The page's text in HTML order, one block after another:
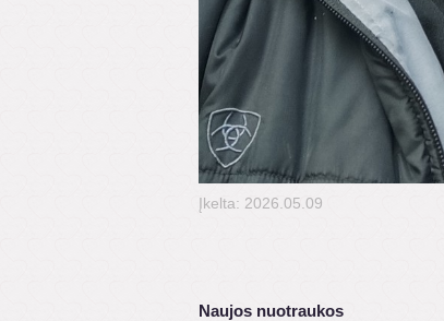
Įkelta: 2026.05.09
Naujos nuotraukos